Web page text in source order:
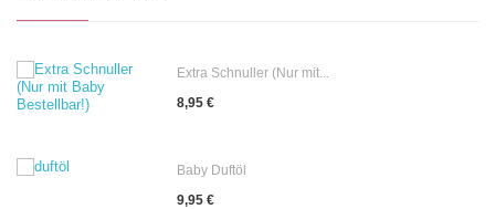
Extra Schnuller (Nur mit...
8,95 €
Baby Duftöl
9,95 €